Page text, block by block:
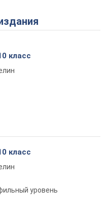
Video
класс
класс
уровень